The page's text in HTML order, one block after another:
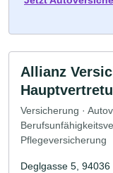
Allianz
Versicherung ·
Pflegeversicherung
Deglgasse 5, 94036